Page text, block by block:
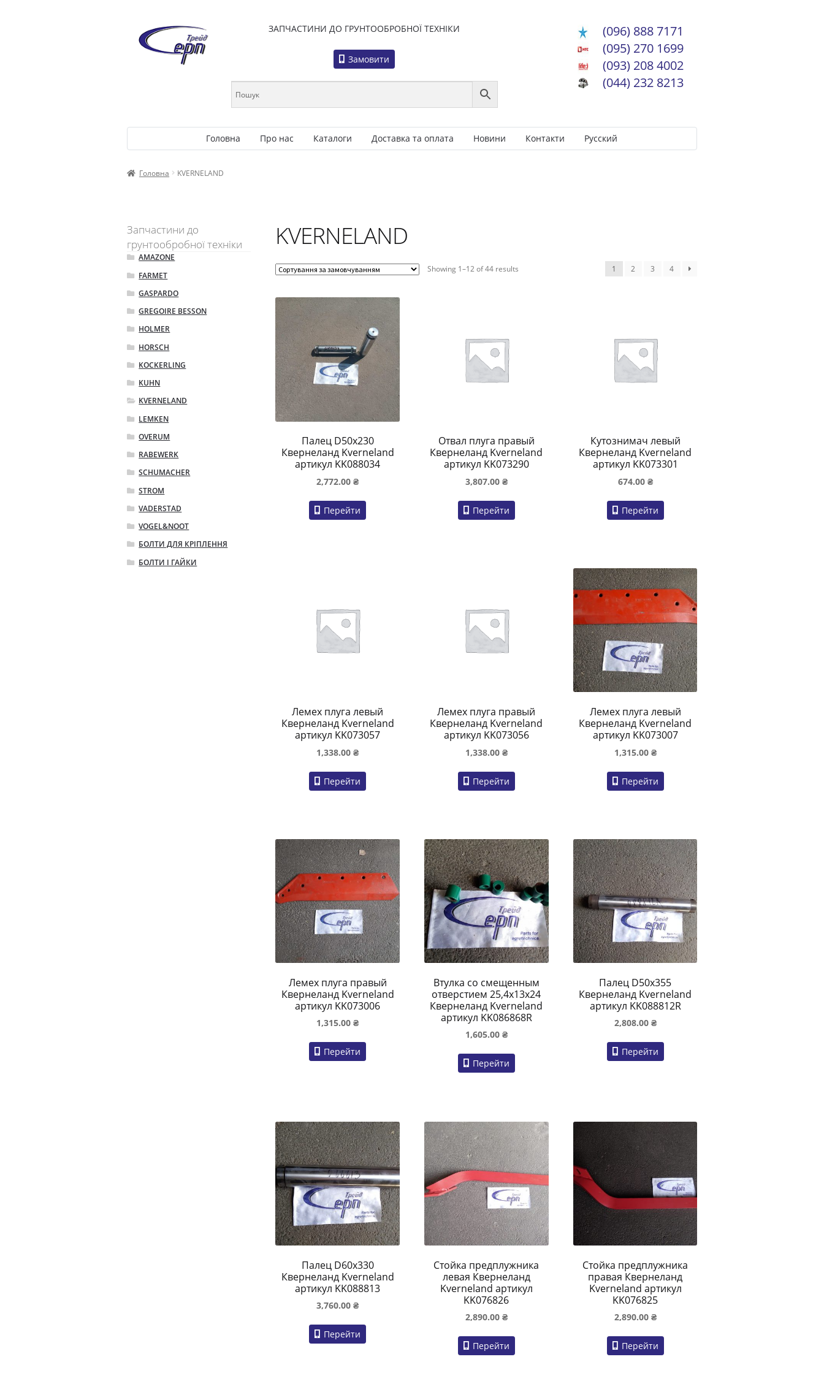
ЗАПЧАСТИНИ ДО ГРУНТООБРОБНОЇ ТЕХНІКИ
Замовити
(096) 888 7171
(095) 270 1699
(093) 208 4002
(044) 232 8213
Головна Про нас Каталоги Доставка та оплата Новини Контакти Русский
Головна KVERNELAND
KVERNELAND
Showing 1–12 of 44 results 1 2 3 4
Палец D50x230
Квернеланд Kverneland
артикул KK088034
2,772.00₴
Перейти
Отвал плуга правый
Квернеланд Kverneland
артикул KK073290
3,807.00 ₴
Перейти
Кутознимач левый
Квернеланд Kverneland
артикул KK073301
674.00 ₴
Перейти
Лемех плуга левый
Квернеланд Kverneland
артикул KK073057
1,338.00₴
Перейти
Лемех плуга правый
Квернеланд Kverneland
артикул KK073056
1,338.00 ₴
Перейти
Лемех плуга левый
Квернеланд Kverneland
артикул KK073007
1,315.00 ₴
Перейти
Лемех плуга правый
Квернеланд Kverneland
артикул KK073006
1,315.00₴
Перейти
Втулка со смещенным
отверстием 25,4х13х24
Квернеланд Kverneland
артикул KK086868R
1,605.00 ₴
Перейти
Палец D50x355
Квернеланд Kverneland
артикул KK088812R
2,808.00 ₴
Перейти
Палец D60x330
Квернеланд Kverneland
артикул KK088813
3,760.00₴
Перейти
Стойка предплужника
левая Квернеланд
Kverneland артикул
KK076826
2,890.00 ₴
Перейти
Стойка предплужника
правая Квернеланд
Kverneland артикул
KK076825
2,890.00 ₴
Перейти
Запчастини до
грунтообробної техніки
AMAZONE
FARMET
GASPARDO
GREGOIRE BESSON
HOLMER
HORSCH
KOCKERLING
KUHN
KVERNELAND
LEMKEN
OVERUM
RABEWERK
SCHUMACHER
STROM
VADERSTAD
VOGEL&NOOT
БОЛТИ ДЛЯ КРІПЛЕННЯ
БОЛТИ І ГАЙКИ